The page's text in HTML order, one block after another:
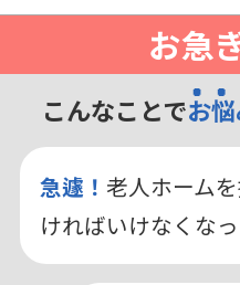
お急
こんなことでお
急遽！ 老人ホーム
ければいけなくな